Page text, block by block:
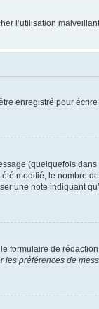
l’utilisation
enregistré pour
(quelquefois
modifié, le nombre
une note indiquant
formulaire de
les préférences de